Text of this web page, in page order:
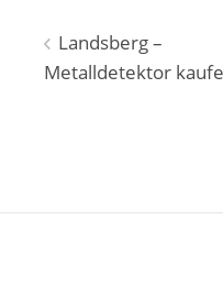
Landsberg –
Metalldetektor